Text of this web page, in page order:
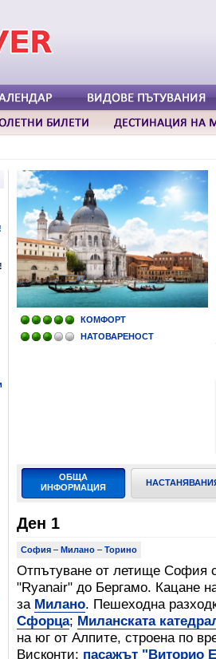
КОМФОРТ
НАТОВАРЕНОСТ
ОБЩА
ИНФОРМАЦИЯ
Ден 1
София – Милано – Торино
Отпътуване от летище София
"Ryanair" до Бергамо. Кацане
за Милано. Пешеходна
Сфорца; Миланската
на юг от Алпите, строена по
Висконти; пасажът "Виторио